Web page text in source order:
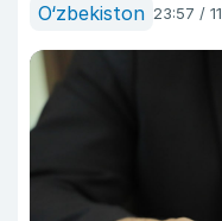
O‘zbekiston 23:57 /